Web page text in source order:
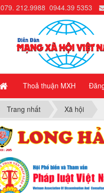
Thoả thuận MXH
079. 212.9988 0944.39 5353
Trang nhất Xã hội